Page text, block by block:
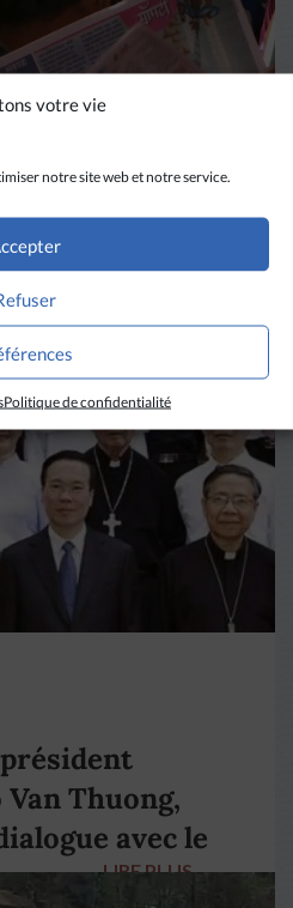
votre vie
notre site web et notre service.
Politique de confidentialité
de la
mars
LIRE PLUS
Thuong,
avec le
LIRE PLUS →